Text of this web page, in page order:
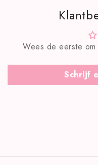
Wees de eerste
Schrijf